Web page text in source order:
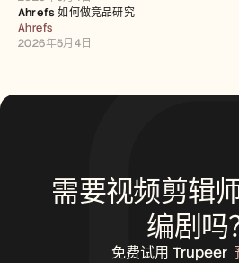
Ahrefs 如何做竞品研究
Ahrefs
2026年5月4日
需要视频剪辑
编剧吗
免费试用 Trupeer